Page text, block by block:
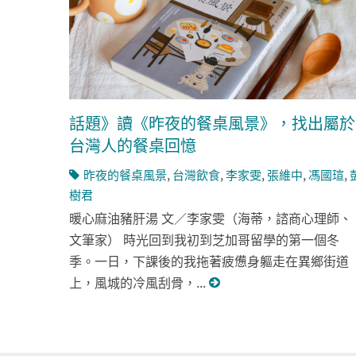
話題》讀《昨夜的餐桌風景》，找出屬於
台灣人的餐桌回憶
昨夜的餐桌風景, 台灣飲食,李家雯, 張維中,馮國瑄,
樹君
暖心麻油豬肝湯 文／李家雯（海蒂，諮商心理師、
文筆家） 時光回到我初到芝加哥留學的第一個冬
季。一日，下課後的我拖著疲憊身軀走在異鄉街道
上，風城的冷風刮骨，...